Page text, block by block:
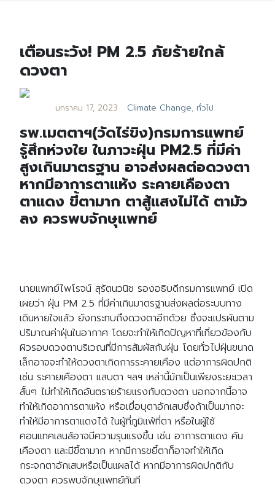
เตือนระวัง! PM 2.5 ภัยร้ายใกล้
ดวงตา
มกราคม 17, 2023 Climate Change, ทั่วไป
รพ.เมตตาฯ(วัดไร่ขิง)กรมการแพทย์
รู้สึกห่วงใย ในภาวะฝุ่น PM2.5 ที่มีค่า
สูงเกินมาตรฐาน อาจส่งผลต่อดวงตา
หากมีอาการตาแห้ง ระคายเคืองตา
ตาแดง ขี้ตามาก ตาสู้แสงไม่ได้ ตามัว
ลง ควรพบจักษุแพทย์
นายแพทย์ไพโรจน์ สุรัตนวนิช รองอธิบดีกรมการแพทย์ เปิด
เผยว่า ฝุ่น PM 2.5 ที่มีค่าเกินมาตรฐานส่งผลต่อระบบทาง
เดินหายใจแล้ว ยังกระทบถึงดวงตาอีกด้วย ซึ่งจะแปรผันตาม
ปริมาณค่าฝุ่นในอากาศ โดยจะทำให้เกิดปัญหาที่เกี่ยวข้องกับ
ผิวรอบดวงตาบริเวณที่มีการสัมผัสกับฝุ่น โดยทั่วไปฝุ่นขนาด
เล็กอาจจะทำให้ดวงตาเกิดการระคายเคือง แต่อาการผิดปกติ
เช่น ระคายเคืองตา แสบตา ฯลฯ เหล่านี้มักเป็นเพียงระยะเวลา
สั้นๆ ไม่ทำให้เกิดอันตรายร้ายแรงกับดวงตา นอกจากนี้อาจ
ทำให้เกิดอาการตาแห้ง หรือเยื่อบุตาอักเสบซึ่งถ้าเป็นมากจะ
ทำให้มีอาการตาแดงได้ ในผู้ที่ภูมิแพ้ที่ตา หรือในผู้ใช้
คอนแทคเลนส์อาจมีความรุนแรงขึ้น เช่น อาการตาแดง คัน
เคืองตา และมีขี้ตามาก หากมีการขยี้ตาก็อาจทำให้เกิด
กระจกตาอักเสบหรือเป็นแผลได้ หากมีอาการผิดปกติกับ
ดวงตา ควรพบจักษุแพทย์ทันที